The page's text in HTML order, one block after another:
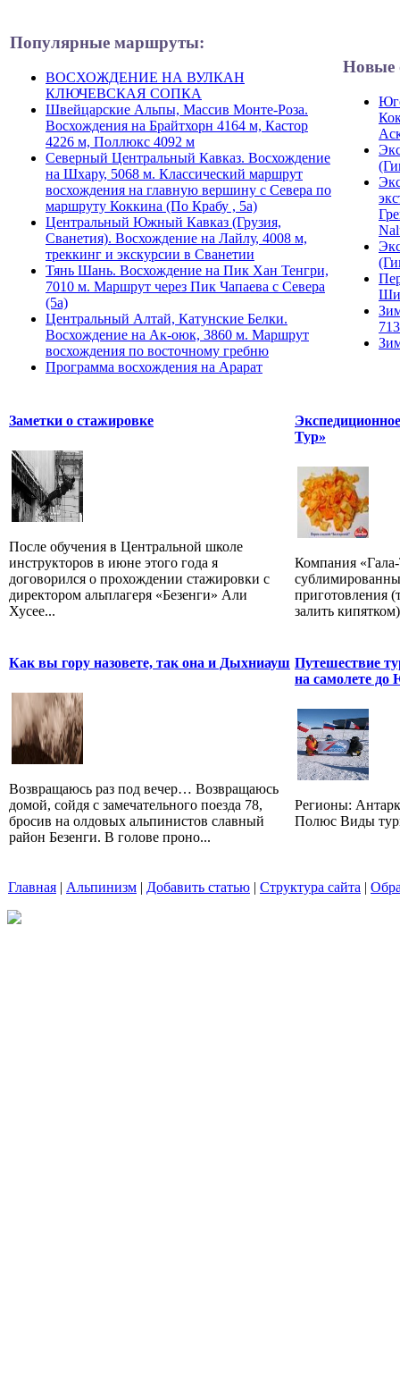
Популярные маршруты:
ВОСХОЖДЕНИЕ НА ВУЛКАН
КЛЮЧЕВСКАЯ СОПКА
Швейцарские Альпы, Массив Монте-Роза.
Восхождения на Брайтхорн 4164 м, Кастор
4226 м, Поллюкс 4092 м
Северный Центральный Кавказ. Восхождение
на Шхару, 5068 м. Классический маршрут
восхождения на главную вершину с Севера по
маршруту Коккина (По Крабу , 5а)
Центральный Южный Кавказ (Грузия,
Сванетия). Восхождение на Лайлу, 4008 м,
треккинг и экскурсии в Сванетии
Тянь Шань. Восхождение на Пик Хан Тенгри,
7010 м. Маршрут через Пик Чапаева с Севера
(5а)
Центральный Алтай, Катунские Белки.
Восхождение на Ак-оюк, 3860 м. Маршрут
восхождения по восточному гребню
Программа восхождения на Арарат
Новые
Заметки о стажировке
После обучения в Центральной школе
инструкторов в июне этого года я
договорился о прохождении стажировки с
директором альплагеря «Безенги» Али
Хусее...
Тур»
Компания
приготовления
залить
Как вы гору назовете, так она и Дыхниауш
Возвращаюсь раз под вечер… Возвращаюсь
домой, сойдя с замечательного поезда 78,
бросив на олдовых альпинистов славный
район Безенги. В голове проно...
Путешествие
на самолете
Регионы:
Полюс Виды
Главная | Альпинизм | Добавить статью | Структура сайта |